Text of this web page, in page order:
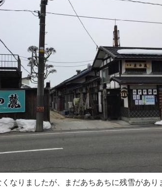
なりましたが、まだあちあちに残雪があり